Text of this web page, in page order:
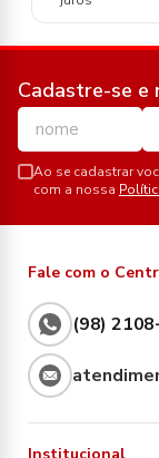
Cadastre-se e
Ao se cadastrar
com a nossa
Fale com o
(98)
Institucional